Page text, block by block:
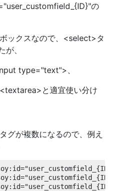
の
ックスなので、<select>タ
、
type="text">、
と適宜使い分け
グが複数になるので、例え